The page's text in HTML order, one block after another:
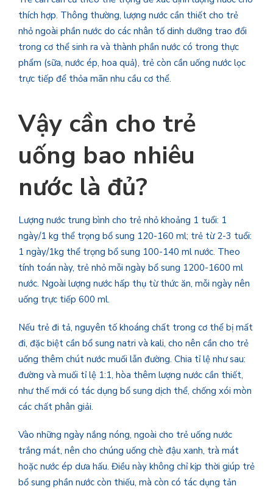
thích hợp. Thông thường, lượng nước cần thiết cho trẻ
nhỏ ngoài phần nước do các nhân tố dinh dưỡng trao đổi
trong cơ thể sinh ra và thành phần nước có trong thực
phẩm (sữa, nước ép, hoa quả), trẻ còn cần uống nước lọc
trực tiếp để thỏa mãn nhu cầu cơ thể.
Vậy cần cho trẻ
uống bao nhiêu
nước là đủ?
Lượng nước trung bình cho trẻ nhỏ khoảng 1 tuổi: 1
ngày/1 kg thể trọng bổ sung 120-160 ml; trẻ từ 2-3 tuổi:
1 ngày/1kg thể trọng bổ sung 100-140 ml nước. Theo
tính toán này, trẻ nhỏ mỗi ngày bổ sung 1200-1600 ml
nước. Ngoài lượng nước hấp thụ từ thức ăn, mỗi ngày nên
uống trực tiếp 600 ml.
Nếu trẻ đi tả, nguyên tố khoáng chất trong cơ thể bị mất
đi, đặc biệt cần bổ sung natri và kali, cho nên cần cho trẻ
uống thêm chút nước muối lẫn đường. Chia tỉ lệ như sau:
đường và muối tỉ lệ 1:1, hòa thêm lượng nước cần thiết,
như thế mới có tác dụng bổ sung dịch thể, chống xói mòn
các chất phân giải.
Vào những ngày nắng nóng, ngoài cho trẻ uống nước
trắng mát, nên cho chúng uống chè đậu xanh, trà mát
hoặc nước ép dưa hấu. Điều này không chỉ kịp thời giúp trẻ
bổ sung phần nước còn thiếu, mà còn có tác dụng tản